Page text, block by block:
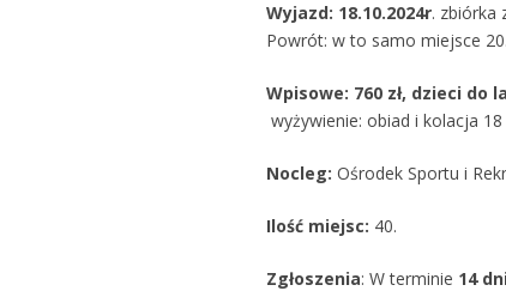
Wyjazd: 18.10.2024r. zbiórka
Powrót: w to samo miejsce
Wpisowe: 760 zł, dzieci do
wyżywienie: obiad i kolacja
Nocleg: Ośrodek Sportu i
Ilość miejsc: 40.
Zgłoszenia: W terminie 14